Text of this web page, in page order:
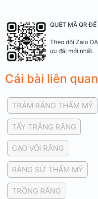
QUÉT MÃ QR
Theo dõi Zalo
ưu đãi mới nhất.
Cái bài liên
TRÁM RĂNG THẨM MỸ
TẨY TRẮNG RĂNG
CẠO VÔI RĂNG
RĂNG SỨ THẨM MỸ
TRỒNG RĂNG